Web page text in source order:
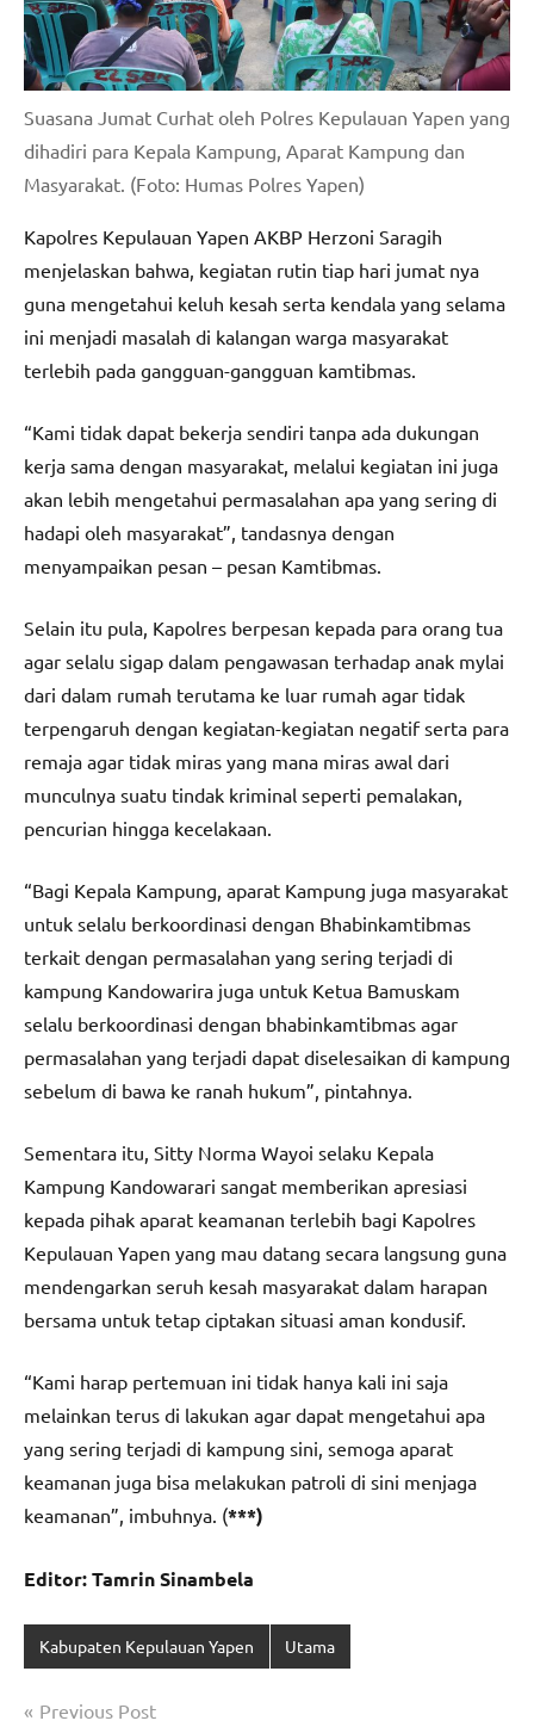
Suasana Jumat Curhat oleh Polres Kepulauan Yapen yang
dihadiri para Kepala Kampung, Aparat Kampung dan
Masyarakat. (Foto: Humas Polres Yapen)
Kapolres Kepulauan Yapen AKBP Herzoni Saragih
menjelaskan bahwa, kegiatan rutin tiap hari jumat nya
guna mengetahui keluh kesah serta kendala yang selama
ini menjadi masalah di kalangan warga masyarakat
terlebih pada gangguan-gangguan kamtibmas.
“Kami tidak dapat bekerja sendiri tanpa ada dukungan
kerja sama dengan masyarakat, melalui kegiatan ini juga
akan lebih mengetahui permasalahan apa yang sering di
hadapi oleh masyarakat”, tandasnya dengan
menyampaikan pesan – pesan Kamtibmas.
Selain itu pula, Kapolres berpesan kepada para orang tua
agar selalu sigap dalam pengawasan terhadap anak mylai
dari dalam rumah terutama ke luar rumah agar tidak
terpengaruh dengan kegiatan-kegiatan negatif serta para
remaja agar tidak miras yang mana miras awal dari
munculnya suatu tindak kriminal seperti pemalakan,
pencurian hingga kecelakaan.
“Bagi Kepala Kampung, aparat Kampung juga masyarakat
untuk selalu berkoordinasi dengan Bhabinkamtibmas
terkait dengan permasalahan yang sering terjadi di
kampung Kandowarira juga untuk Ketua Bamuskam
selalu berkoordinasi dengan bhabinkamtibmas agar
permasalahan yang terjadi dapat diselesaikan di kampung
sebelum di bawa ke ranah hukum”, pintahnya.
Sementara itu, Sitty Norma Wayoi selaku Kepala
Kampung Kandowarari sangat memberikan apresiasi
kepada pihak aparat keamanan terlebih bagi Kapolres
Kepulauan Yapen yang mau datang secara langsung guna
mendengarkan seruh kesah masyarakat dalam harapan
bersama untuk tetap ciptakan situasi aman kondusif.
“Kami harap pertemuan ini tidak hanya kali ini saja
melainkan terus di lakukan agar dapat mengetahui apa
yang sering terjadi di kampung sini, semoga aparat
keamanan juga bisa melakukan patroli di sini menjaga
keamanan”, imbuhnya. (***)
Editor: Tamrin Sinambela
Kabupaten Kepulauan Yapen Utama
Navigasi
Previous Post